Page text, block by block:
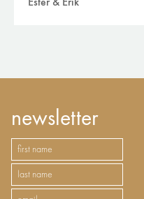
Ester & Erik
newsletter